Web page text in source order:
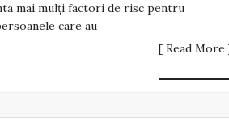
mai mulţi factori de risc pentru
care au
[ Read More